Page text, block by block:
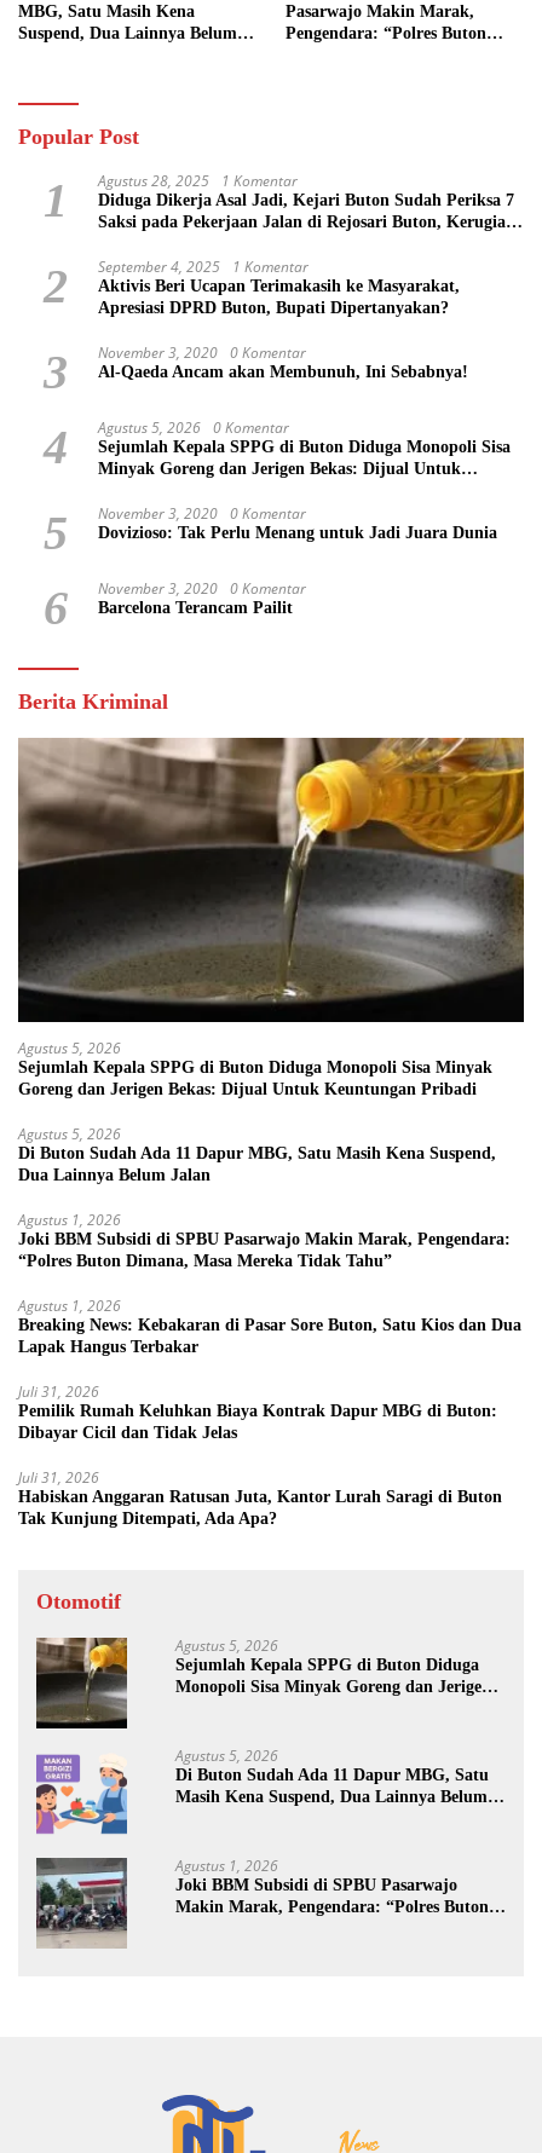
MBG, Satu Masih Kena
Suspend, Dua Lainnya Belum
Pasarwajo Makin Marak,
Pengendara: “Polres Buton
Popular Post
1 Agustus 28, 2025 1 Komentar
Diduga Dikerja Asal Jadi, Kejari Buton Sudah Periksa 7
Saksi pada Pekerjaan Jalan di Rejosari Buton, Kerugian
2 September 4, 2025 1 Komentar
Aktivis Beri Ucapan Terimakasih ke Masyarakat,
Apresiasi DPRD Buton, Bupati Dipertanyakan?
3 November 3, 2020 0 Komentar
Al-Qaeda Ancam akan Membunuh, Ini Sebabnya!
4 Agustus 5, 2026 0 Komentar
Sejumlah Kepala SPPG di Buton Diduga Monopoli Sisa
Minyak Goreng dan Jerigen Bekas: Dijual Untuk
5 November 3, 2020 0 Komentar
Dovizioso: Tak Perlu Menang untuk Jadi Juara Dunia
6 November 3, 2020 0 Komentar
Barcelona Terancam Pailit
Berita Kriminal
Agustus 5, 2026
Sejumlah Kepala SPPG di Buton Diduga Monopoli Sisa Minyak
Goreng dan Jerigen Bekas: Dijual Untuk Keuntungan Pribadi
Agustus 5, 2026
Di Buton Sudah Ada 11 Dapur MBG, Satu Masih Kena Suspend,
Dua Lainnya Belum Jalan
Agustus 1, 2026
Joki BBM Subsidi di SPBU Pasarwajo Makin Marak, Pengendara:
“Polres Buton Dimana, Masa Mereka Tidak Tahu”
Agustus 1, 2026
Breaking News: Kebakaran di Pasar Sore Buton, Satu Kios dan Dua
Lapak Hangus Terbakar
Juli 31, 2026
Pemilik Rumah Keluhkan Biaya Kontrak Dapur MBG di Buton:
Dibayar Cicil dan Tidak Jelas
Juli 31, 2026
Habiskan Anggaran Ratusan Juta, Kantor Lurah Saragi di Buton
Tak Kunjung Ditempati, Ada Apa?
Otomotif
Agustus 5, 2026
Sejumlah Kepala SPPG di Buton Diduga
Monopoli Sisa Minyak Goreng dan Jerigen
Agustus 5, 2026
Di Buton Sudah Ada 11 Dapur MBG, Satu
Masih Kena Suspend, Dua Lainnya Belum
Agustus 1, 2026
Joki BBM Subsidi di SPBU Pasarwajo
Makin Marak, Pengendara: “Polres Buton